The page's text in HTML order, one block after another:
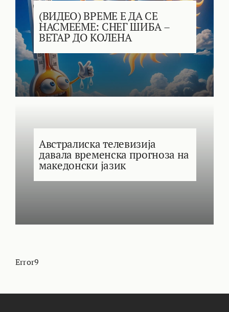
(ВИДЕО) ВРЕМЕ Е ДА СЕ
НАСМЕЕМЕ: СНЕГ ШИБА –
ВЕТАР ДО КОЛЕНА
Австралиска телевизија
давала временска прогноза на
македонски јазик
Error9